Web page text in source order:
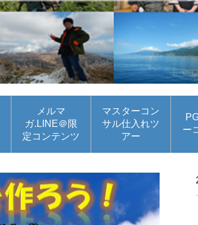
メルマ
ガ.LINE＠限
定コンテンツ
マスターコン
サル仕入れツ
アー
ー